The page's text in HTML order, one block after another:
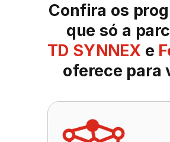
Confira os
que só a
TD SYNNEX e
oferece para